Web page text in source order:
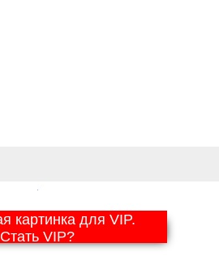
картинка для VIP.
Стать VIP?